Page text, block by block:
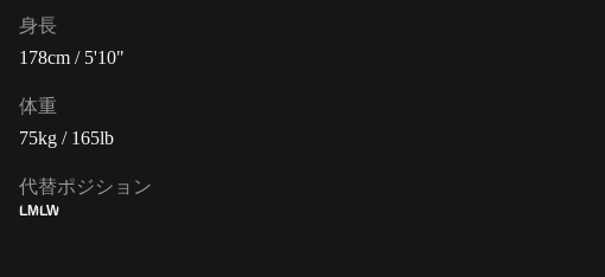
身長
178cm / 5'10"
体重
75kg / 165lb
代替ポジション
LMLW